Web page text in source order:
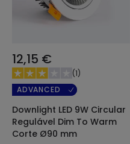
12,15 €
(1)
ADVANCED
Downlight LED 9W Circular
Regulável Dim To Warm
Corte Ø90 mm